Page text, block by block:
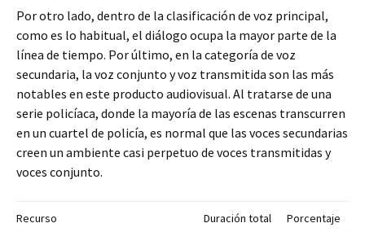
Por otro lado, dentro de la clasificación de voz principal,
como es lo habitual, el diálogo ocupa la mayor parte de la
línea de tiempo. Por último, en la categoría de voz
secundaria, la voz conjunto y voz transmitida son las más
notables en este producto audiovisual. Al tratarse de una
serie policíaca, donde la mayoría de las escenas transcurren
en un cuartel de policía, es normal que las voces secundarias
creen un ambiente casi perpetuo de voces transmitidas y
voces conjunto.
Recurso Duración total Porcentaje